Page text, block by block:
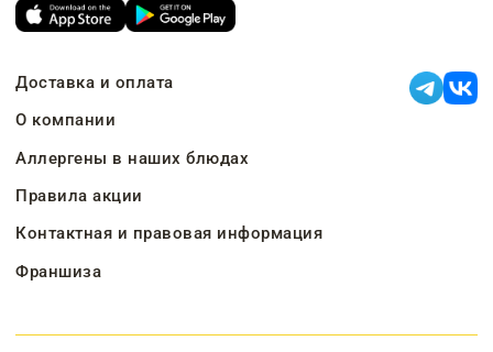
Доставка и оплата
О компании
Аллергены в наших блюдах
Правила акции
Контактная и правовая информация
Франшиза